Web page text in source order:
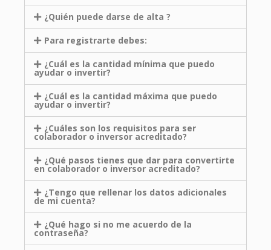
¿Quién puede darse de alta ?
Para registrarte debes:
¿Cuál es la cantidad mínima que puedo
ayudar o invertir?
¿Cuál es la cantidad máxima que puedo
ayudar o invertir?
¿Cuáles son los requisitos para ser
colaborador o inversor acreditado?
¿Qué pasos tienes que dar para convertirte
en colaborador o inversor acreditado?
¿Tengo que rellenar los datos adicionales
de mi cuenta?
¿Qué hago si no me acuerdo de la
contraseña?